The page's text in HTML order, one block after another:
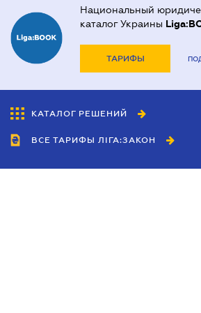
Национальный
каталог Украины
ТАРИФЫ
КАТАЛОГ РЕШЕНИЙ
ВСЕ ТАРИФЫ ЛІГА:ЗАКОН